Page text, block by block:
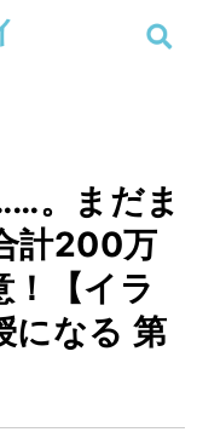
。まだま
計200万
！【イラ
になる 第